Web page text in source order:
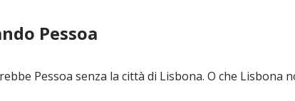
Pessoa
Pessoa senza la città di Lisbona. O che Lisbona